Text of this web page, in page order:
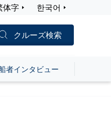
体字 한국어
クルーズ検索
者インタビュー